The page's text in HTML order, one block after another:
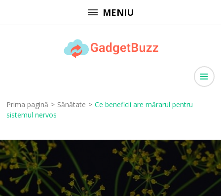
la
MENIU
Prima pagină > Sănătate > Ce beneficii are mărarul pentru
sistemul nervos